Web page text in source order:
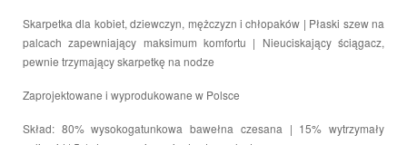
Skarpetka dla kobiet, dziewczyn, mężczyzn i chłopaków | Płaski szew na
palcach zapewniający maksimum komfortu | Nieuciskający ściągacz,
pewnie trzymający skarpetkę na nodze
Zaprojektowane i wyprodukowane w Polsce
Skład: 80% wysokogatunkowa bawełna czesana | 15% wytrzymały